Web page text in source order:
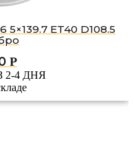
5×139.7 ET40 D108.5
Р
2-4 ДНЯ